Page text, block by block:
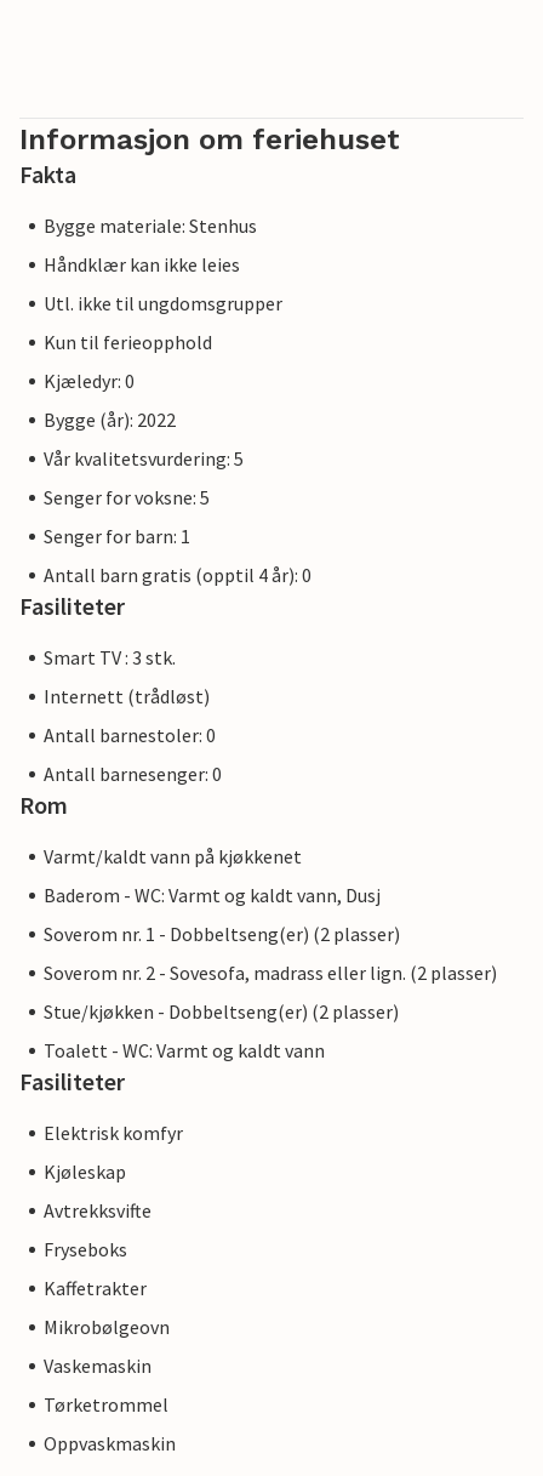
Informasjon om feriehuset
Fakta
Bygge materiale: Stenhus
Håndklær kan ikke leies
Utl. ikke til ungdomsgrupper
Kun til ferieopphold
Kjæledyr: 0
Bygge (år): 2022
Vår kvalitetsvurdering: 5
Senger for voksne: 5
Senger for barn: 1
Antall barn gratis (opptil 4 år): 0
Fasiliteter
Smart TV : 3 stk.
Internett (trådløst)
Antall barnestoler: 0
Antall barnesenger: 0
Rom
Varmt/kaldt vann på kjøkkenet
Baderom - WC: Varmt og kaldt vann, Dusj
Soverom nr. 1 - Dobbeltseng(er) (2 plasser)
Soverom nr. 2 - Sovesofa, madrass eller lign. (2 plasser)
Stue/kjøkken - Dobbeltseng(er) (2 plasser)
Toalett - WC: Varmt og kaldt vann
Fasiliteter
Elektrisk komfyr
Kjøleskap
Avtrekksvifte
Fryseboks
Kaffetrakter
Mikrobølgeovn
Vaskemaskin
Tørketrommel
Oppvaskmaskin